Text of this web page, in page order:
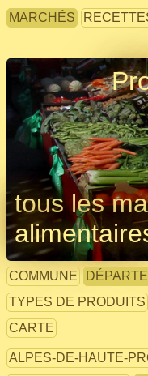
MARCHÉS
tous les
COMMUNE
TYPES DE PRODUITS
CARTE
ALPES-DE-HAUTE-